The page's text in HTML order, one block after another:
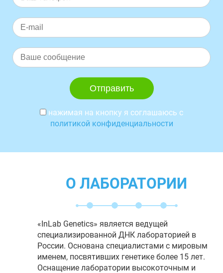
нажимая на кнопку я соглашаюсь с
политикой конфиденциальности
О ЛАБОРАТОРИИ
«InLab Genetics» является ведущей
специализированной ДНК лабораторией в
России. Основана специалистами с мировым
именем, посвятивших генетике более 15 лет.
Оснащение лаборатории высокоточным и